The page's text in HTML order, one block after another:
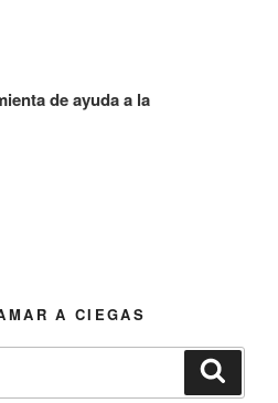
de ayuda a la
A CIEGAS